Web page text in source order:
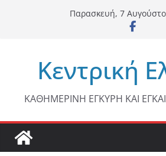
Παρασκευή, 7
Κεντρική
ΚΑΘΗΜΕΡΙΝΗ ΕΓΚΥΡΗ ΚΑΙ